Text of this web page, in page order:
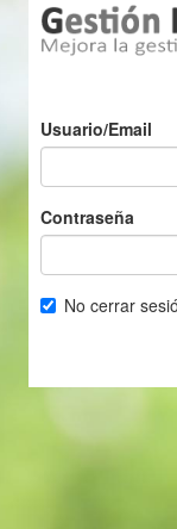
Usuario/Email
Contraseña
No cerrar